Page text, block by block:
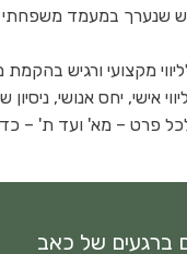
שנערך במעמד משפחתי
מקצועי ורגיש
אישי, יחס אנושי,
לכל פרט – מא' ועד ת' –
ברגעים של כאב